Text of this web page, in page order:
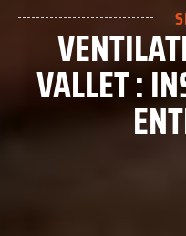
VALLET :